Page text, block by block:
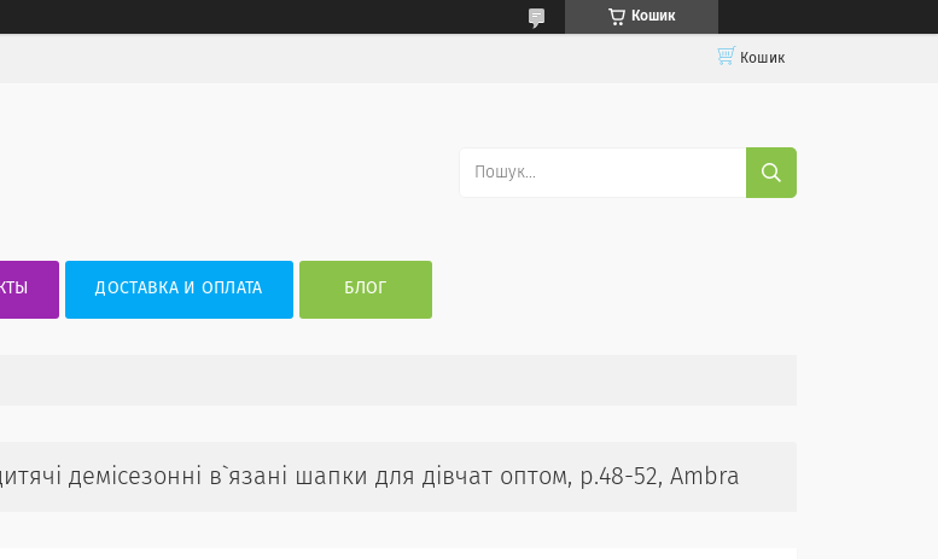
Кошик
Кошик
ДОСТАВКА И ОПЛАТА БЛОГ
демісезонні в`язані шапки для дівчат оптом, р.48-52, Ambra